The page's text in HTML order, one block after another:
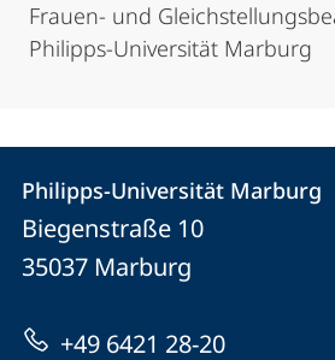
Frauen- und
Philipps-Universität Marburg
Kontakt
und
Informationen
zur
Kontaktinformationen
Philipps-
Universität
Marburg
Philipps-Universität Marburg
Biegenstraße 10
35037 Marburg
+49 6421 28-20